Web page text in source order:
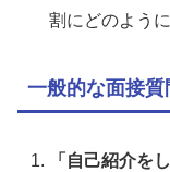
割にどのよう
一般的な面接
「自己紹介を